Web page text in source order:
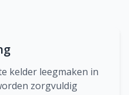
kelder leegmaken in
zorgvuldig